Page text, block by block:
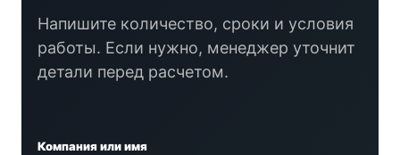
Напишите количество, сроки и условия
работы. Если нужно, менеджер уточнит
детали перед расчетом.
Компания или имя